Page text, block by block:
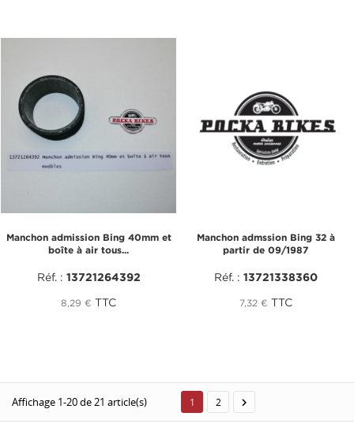
Manchon admission Bing 40mm et
boîte à air tous...
Réf. : 13721264392
8,29 € TTC
Manchon admssion Bing 32 à
partir de 09/1987
Réf. : 13721338360
7,32 € TTC
Affichage 1-20 de 21 article(s) 1 2 